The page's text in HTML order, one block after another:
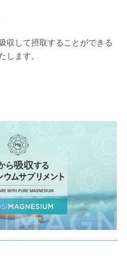
収して摂取することができる
ます。